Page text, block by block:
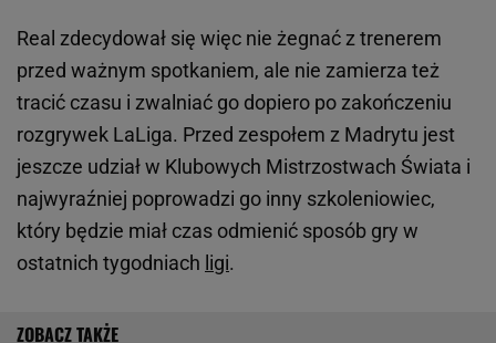
Real zdecydował się więc nie żegnać z trenerem
przed ważnym spotkaniem, ale nie zamierza też
tracić czasu i zwalniać go dopiero po zakończeniu
rozgrywek LaLiga. Przed zespołem z Madrytu jest
jeszcze udział w Klubowych Mistrzostwach Świata i
najwyraźniej poprowadzi go inny szkoleniowiec,
który będzie miał czas odmienić sposób gry w
ostatnich tygodniach ligi.